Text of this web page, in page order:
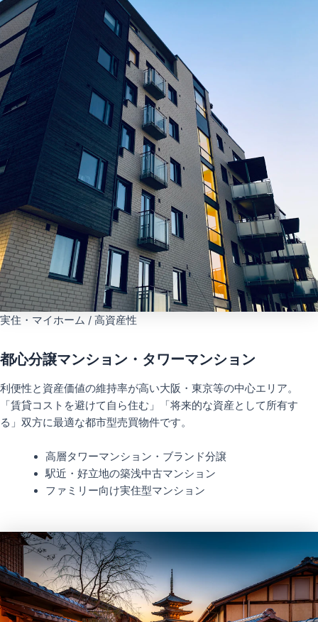
実住・マイホーム / 高資産性
都心分譲マンション・タワーマンション
利便性と資産価値の維持率が高い大阪・東京等の中心エリア。
「賃貸コストを避けて自ら住む」「将来的な資産として所有す
る」双方に最適な都市型売買物件です。
高層タワーマンション・ブランド分譲
駅近・好立地の築浅中古マンション
ファミリー向け実住型マンション